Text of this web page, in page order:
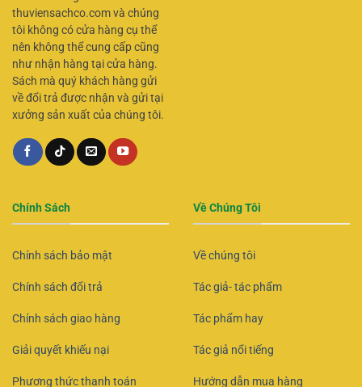
thuviensachco.com và chúng
tôi không có cửa hàng cụ thể
nên không thể cung cấp cũng
như nhận hàng tại cửa hàng.
Sách mà quý khách hàng gửi
về đổi trả được nhận và gửi tại
xưởng sản xuất của chúng tôi.
Chính Sách
Chính sách bảo mật
Chính sách đổi trả
Chính sách giao hàng
Giải quyết khiếu nại
Phương thức thanh toán
Về Chúng Tôi
Về chúng tôi
Tác giả- tác phẩm
Tác phẩm hay
Tác giả nổi tiếng
Hướng dẫn mua hàng